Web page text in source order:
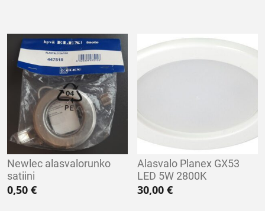
Newlec alasvalorunko
satiini
0,50 €
Alasvalo Planex GX53
LED 5W 2800K
30,00€